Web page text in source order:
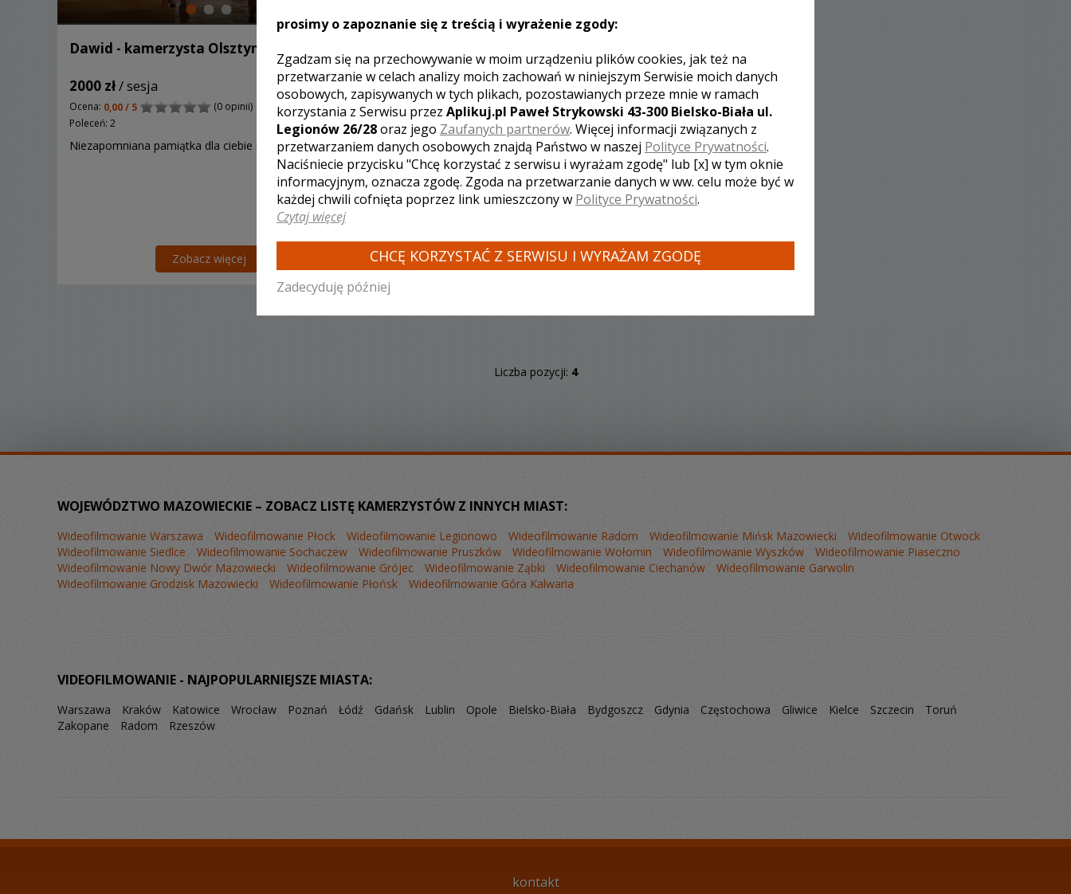
Dawid - kamerzysta Olsztyn
2000 zł/ sesja
Ocena: 0,00 / 5
(0 opinii)
Poleceń: 2
Niezapomniana pamiątka dla ciebie i twoich bliskich.
Zobacz więcej
3300 zł/ sesja
Ocena:0,00 / 5
(0 opinii)
Poleceń: 6
Jesteśmy ludźmi którzy idą na całość w tym co
robimy. Cechujemy się doświadczeniem , wiedza oraz
profesjonalny sprzętem .Tworzymy dla Was i o Was.
Zobacz więcej
Liczba pozycji: 4
WOJEWÓDZTWO MAZOWIECKIE – ZOBACZ LISTĘ KAMERZYSTÓW Z INNYCH MIAST:
Wideofilmowanie Warszawa Wideofilmowanie Płock Wideofilmowanie Legionowo Wideofilmowanie Radom Wideofilmowanie Mińsk Mazowiecki
Wideofilmowanie Otwock
Wideofilmowanie Siedlce
Wideofilmowanie Sochaczew Wideofilmowanie Pruszków Wideofilmowanie Wołomin Wideofilmowanie Wyszków
Wideofilmowanie Piaseczno
Wideofilmowanie Nowy Dwór Mazowiecki
Wideofilmowanie Grójec Wideofilmowanie Ząbki Wideofilmowanie Ciechanów
Wideofilmowanie Garwolin
Wideofilmowanie Grodzisk Mazowiecki
Wideofilmowanie Płońsk Wideofilmowanie Góra Kalwaria
VIDEOFILMOWANIE - NAJPOPULARNIEJSZE MIASTA:
Warszawa Kraków Katowice Wrocław Poznań Łódź Gdańsk Lublin Opole Bielsko-Biała Bydgoszcz Gdynia Częstochowa Gliwice Kielce Szczecin
Toruń
Zakopane
Radom Rzeszów
kontakt
prosimy o zapoznanie się z treścią i wyrażenie zgody:
Zgadzam się na przechowywanie w moim urządzeniu plików cookies, jak też na
przetwarzanie w celach analizy moich zachowań w niniejszym Serwisie moich danych
osobowych, zapisywanych w tych plikach, pozostawianych przeze mnie w ramach
korzystania z Serwisu przez Aplikuj.pl Paweł Strykowski 43-300 Bielsko-Biała ul.
Legionów 26/28oraz jego Zaufanych partnerów. Więcej informacji związanych z
przetwarzaniem danych osobowych znajdą Państwo w naszej Polityce Prywatności.
Naciśniecie przycisku "Chcę korzystać z serwisu i wyrażam zgodę" lub [x] w tym oknie
informacyjnym, oznacza zgodę. Zgoda na przetwarzanie danych w ww. celu może być w
każdej chwili cofnięta poprzez link umieszczony w Polityce Prywatności.
Czytaj więcej
CHCĘ KORZYSTAĆ Z SERWISU I WYRAŻAM ZGODĘ
Zadecyduję później